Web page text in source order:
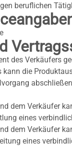
beruflichen
des Verkäufers
die
dem Verkäufer
eines
dem Verkäufer
eines